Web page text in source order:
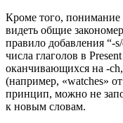
Кроме того, понимание
видеть общие
правило добавления “-
числа глаголов в
оканчивающихся на -
(например, «watches»
принцип, можно не
к новым словам.